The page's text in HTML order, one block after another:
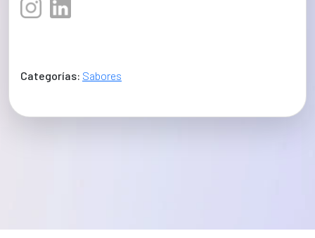
Categorías: Sabores